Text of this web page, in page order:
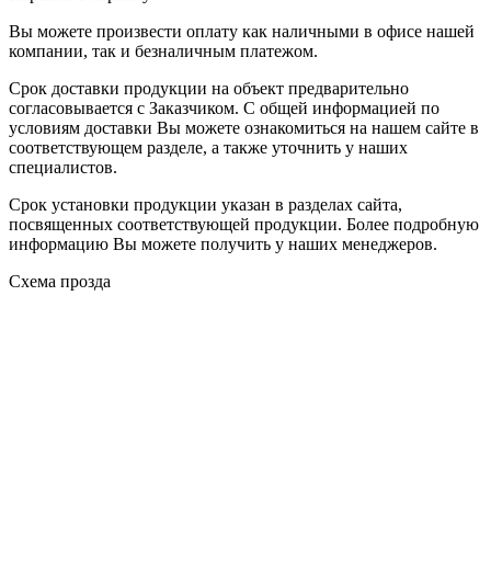
Вы можете произвести оплату как наличными в офисе нашей
компании, так и безналичным платежом.
Срок доставки продукции на объект предварительно
согласовывается с Заказчиком. С общей информацией по
условиям доставки Вы можете ознакомиться на нашем сайте в
соответствующем разделе, а также уточнить у наших
специалистов.
Срок установки продукции указан в разделах сайта,
посвященных соответствующей продукции. Более подробную
информацию Вы можете получить у наших менеджеров.
Схема прозда